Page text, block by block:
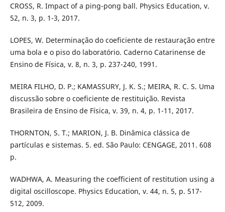
CROSS, R. Impact of a ping-pong ball. Physics Education, v.
52, n. 3, p. 1-3, 2017.
LOPES, W. Determinação do coeficiente de restauração entre
uma bola e o piso do laboratório. Caderno Catarinense de
Ensino de Física, v. 8, n. 3, p. 237-240, 1991.
MEIRA FILHO, D. P.; KAMASSURY, J. K. S.; MEIRA, R. C. S. Uma
discussão sobre o coeficiente de restituição. Revista
Brasileira de Ensino de Física, v. 39, n. 4, p. 1-11, 2017.
THORNTON, S. T.; MARION, J. B. Dinâmica clássica de
partículas e sistemas. 5. ed. São Paulo: CENGAGE, 2011. 608
p.
WADHWA, A. Measuring the coefficient of restitution using a
digital oscilloscope. Physics Education, v. 44, n. 5, p. 517-
512, 2009.